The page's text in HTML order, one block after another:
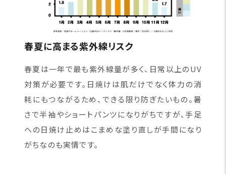
春夏に高まる紫外線リスク
春夏は一年で最も紫外線量が多く、日常以上のUV
対策が必要です。日焼けは肌だけでなく体力の消
耗にもつながるため、できる限り防ぎたいもの。暑
さで半袖やショートパンツになりがちですが、手足
への日焼け止めはこまめな塗り直しが手間になり
がちなのも実情です。